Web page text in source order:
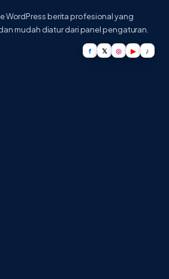
WordPress berita profesional yang
mudah diatur dari panel pengaturan.
f 𝕏 ◎ ▶ ♪